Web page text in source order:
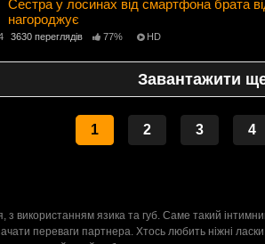
Сестра у лосинах від смартфона брата
нагороджує
3630 переглядів 77% HD
Завантажити
1 2 3 4
з використанням язика та губ. Саме такий
переваги партнера. Хтось любить ніжні